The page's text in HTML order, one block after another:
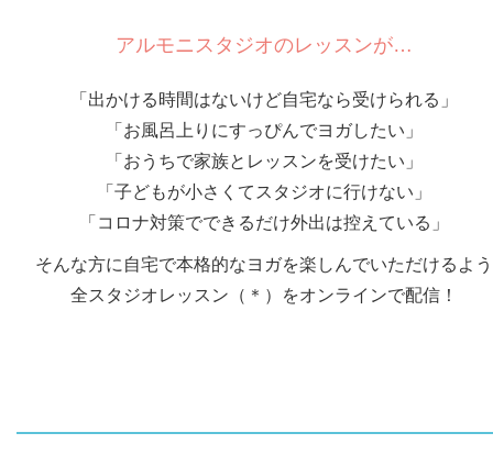
アルモニスタジオのレッスンが…
「出かける時間はないけど自宅なら受けられる」
「お風呂上りにすっぴんでヨガしたい」
「おうちで家族とレッスンを受けたい」
「子どもが小さくてスタジオに行けない」
「コロナ対策でできるだけ外出は控えている」
そんな方に自宅で本格的なヨガを楽しんでいただけるよう
全スタジオレッスン（＊）をオンラインで配信！